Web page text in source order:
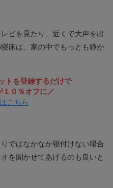
ビを見たり、近くで大声を出
床は、家の中でもっとも静か
トを登録するだけで
１０％オフに／
こちら
ではなかなか寝付けない場合
を聞かせてあげるのも良いと